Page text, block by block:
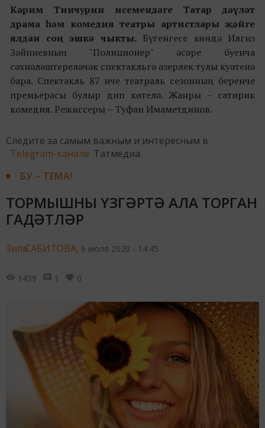
Кәрим Тинчурин исемендәге Татар дәүләт
драма һәм комедия театры артистлары җәйге
ялдан соң эшкә чыкты. Бүгенгесе көндә Илгиз
Зәйниевның "Полиционер" әсәре буенча
сәхнәләштереләчәк спектакльгә әзерлек тулы куәтенә
бара. Спектакль 87 нче театраль сезонның беренче
премьерасы булыр дип көтелә. Жанры – сатирик
комедия. Режиссеры – Туфан Имаметдинов.
Следите за самым важным и интересным в
Telegram-канале Татмедиа
БУ – ТЕМА!
ТОРМЫШНЫ ҮЗГӘРТӘ АЛА ТОРГАН
ГАДӘТЛӘР
Зилә САБИТОВА, 6 июля 2020 - 14:45
1439 1 0